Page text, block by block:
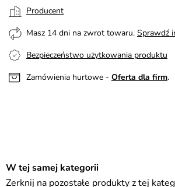
Producent
Masz 14 dni na zwrot towaru. Sprawdź
Bezpieczeństwo użytkowania produktu
Zamówienia hurtowe - Oferta dla firm.
W tej samej kategorii
Zerknij na pozostałe produkty z tej